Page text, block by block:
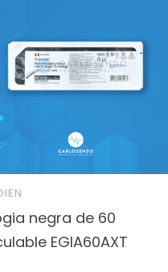
negra de 60
EGIA60AXT